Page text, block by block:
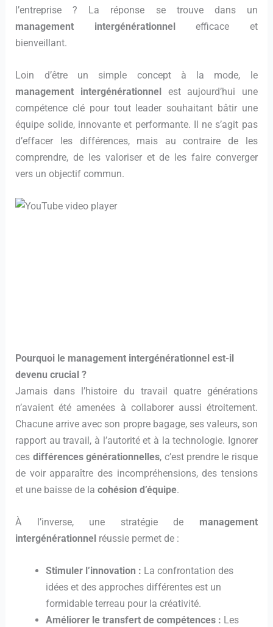
l’entreprise ? La réponse se trouve dans un
management intergénérationnelefficace et
bienveillant.
Loin d’être un simple concept à la mode, le
management intergénérationnelest aujourd’hui une
compétence clé pour tout leader souhaitant bâtir une
équipe solide, innovante et performante. Il ne s’agit pas
d’effacer les différences, mais au contraire de les
comprendre, de les valoriser et de les faire converger
vers un objectif commun.
Pourquoi le management intergénérationnel est-il
devenu crucial ?
Jamais dans l’histoire du travail quatre générations
n’avaient été amenées à collaborer aussi étroitement.
Chacune arrive avec son propre bagage, ses valeurs, son
rapport au travail, à l’autorité et à la technologie. Ignorer
ces différences générationnelles, c’est prendre le risque
de voir apparaître des incompréhensions, des tensions
et une baisse de lacohésion d’équipe.
À l’inverse, une stratégie de management
intergénérationnel réussie permet de :
Stimuler l’innovation : La confrontation des
idées et des approches différentes est un
formidable terreau pour la créativité.
Améliorer le transfert de compétences : Les